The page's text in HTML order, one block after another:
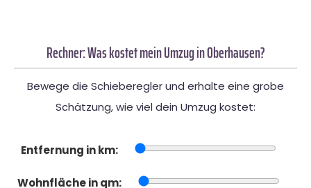
Rechner: Was kostet mein Umzug in Oberhausen?
Bewege die Schieberegler und erhalte eine grobe
Schätzung, wie viel dein Umzug kostet:
Entfernung in km:
Wohnfläche in qm: